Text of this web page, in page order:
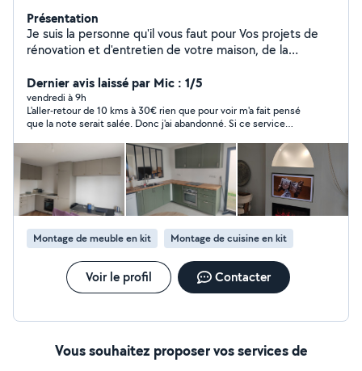
Présentation
Je suis la personne qu'il vous faut pour Vos projets de
rénovation et d'entretien de votre maison, de la
de bricolage. Je mets mon savoir faire à votre service
pour améliorer votre espace de vie. Vous avez besoin
d'un coup de main ? Je suis là pour vous aider !
accrocher des cadres, monter des meubles, réparer
des volets, poser des prises, petite travaux de
plomberie ou effectuer des réparations dans votre
maison. Je mets a votre disposition plus de 20 ans
d'expérience dans le secteur du bâtiment avec une
spécialisation en menuiserie alu, pvc, insi dans la vitrerie.
Mon expérience couvre également la pose de plaques
de plâtre, le parquet ,faux plafonds et le nettoyage,
proposant un service polyvalent adapté à vos besoins .
Vous avez des questions ou souhaitez discuter de votre
projet d'aménagement, je suis à votre disposition pour
personnalis. N'hésitez pas à me contacter
Dernier avis laissé par Mic : 1/5
vendredi à 9h
L'aller-retour de 10 kms à 30€ rien que pour voir m'a fait pensé
que la note serait salée. Donc j'ai abandonné. Si ce service
Montage de meuble en kit Montage de cuisine en kit
Voir le profil Contacter
Vous souhaitez proposer vos services de